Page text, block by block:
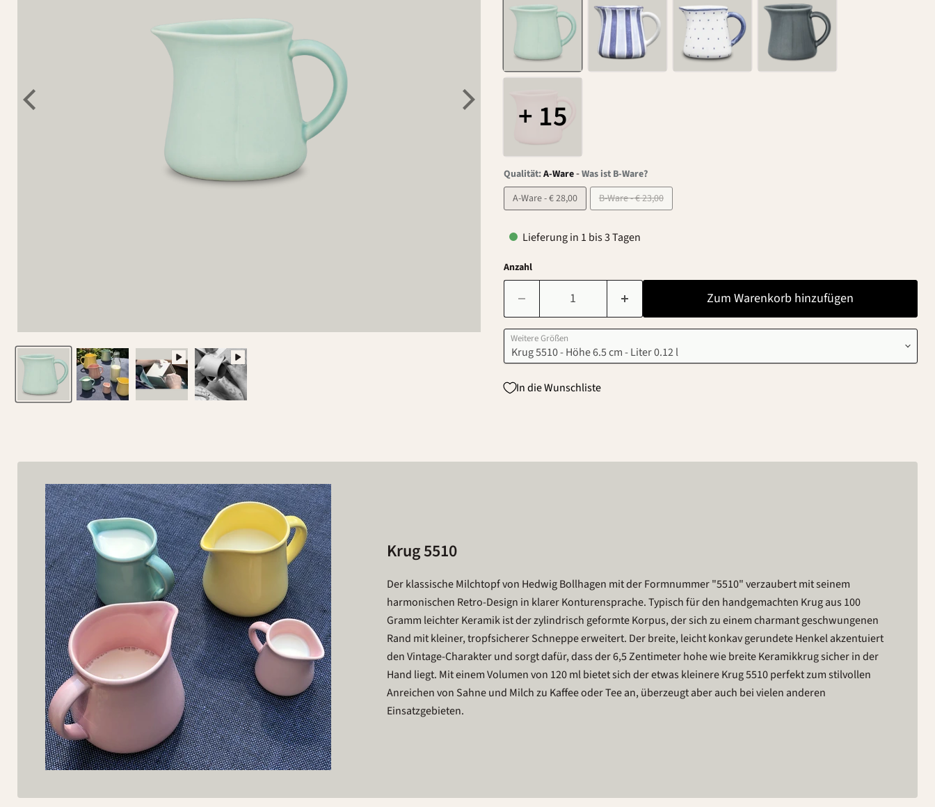
+ 15
Qualität:A-Ware-Was ist B-Ware?
A-Ware - € 28,00
B-Ware - € 23,00
Lieferung in 1 bis 3 Tagen
Anzahl
Zum Warenkorb hinzufügen
Weitere Größen
In die Wunschliste
Krug 5510
Der klassische Milchtopf von Hedwig Bollhagen mit der Formnummer "5510" verzaubert mit seinem
harmonischen Retro-Design in klarer Konturensprache. Typisch für den handgemachten Krug aus 100
Gramm leichter Keramik ist der zylindrisch geformte Korpus, der sich zu einem charmant geschwungenen
Rand mit kleiner, tropfsicherer Schneppe erweitert. Der breite, leicht konkav gerundete Henkel akzentuiert
den Vintage-Charakter und sorgt dafür, dass der 6,5 Zentimeter hohe wie breite Keramikkrug sicher in der
Hand liegt. Mit einem Volumen von 120 ml bietet sich der etwas kleinere Krug 5510 perfekt zum stilvollen
Anreichen von Sahne und Milch zu Kaffee oder Tee an, überzeugt aber auch bei vielen anderen
Einsatzgebieten.